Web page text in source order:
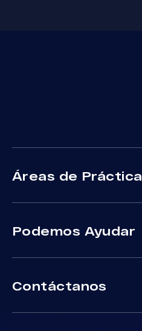
Áreas de Práctica
Abogados De Accidentes Con Lesiones
Mordeduras De Perros
Podemos Ayudar
Nuestros Abogados
Contáctanos